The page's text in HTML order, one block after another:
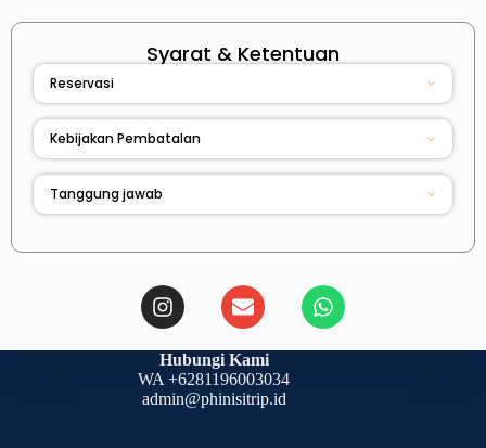
Syarat & Ketentuan
Reservasi
Kebijakan Pembatalan
Tanggung jawab
Hubungi Kami
WA +6281196003034
admin@phinisitrip.id